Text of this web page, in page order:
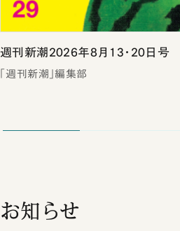
週刊新潮2026年8月13・20日号
「週刊新潮」編集部
お知らせ